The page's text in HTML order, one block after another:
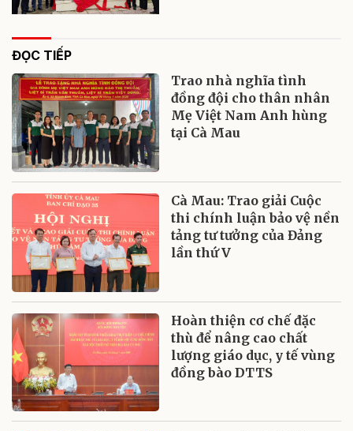
ĐỌC TIẾP
Trao nhà nghĩa tình
đồng đội cho thân nhân
Mẹ Việt Nam Anh hùng
tại Cà Mau
Cà Mau: Trao giải Cuộc
thi chính luận bảo vệ nền
tảng tư tưởng của Đảng
lần thứ V
Hoàn thiện cơ chế đặc
thù để nâng cao chất
lượng giáo dục, y tế vùng
đồng bào DTTS